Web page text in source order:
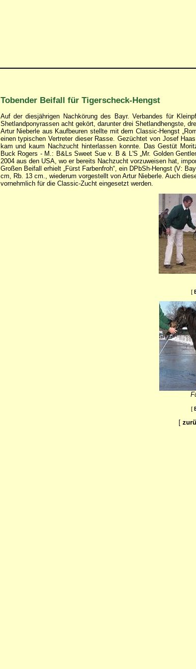
Tobender Beifall für Tigerscheck-Hengst
Auf der diesjährigen Nachkörung des Bayr. Verbandes für
Shetlandponyrassen acht gekört, darunter drei Shetlandhengste,
Artur Nieberle aus Kaufbeuren stellte mit dem Classic-Hengst
einen typischen Vertreter dieser Rasse. Gezüchtet von Josef
kam und kaum Nachzucht hinterlassen konnte. Das Gestüt
Buck Rogers - M.: B&Ls Sweet Sue v. B & L'S „Mr. Golden
2004 aus den USA, wo er bereits Nachzucht vorzuweisen hat,
Großen Beifall erhielt „Fürst Farbenfroh“, ein DPbSh-Hengst (V:
cm, Rb. 13 cm., wiederum vorgestellt von Artur Nieberle. Auch
vornehmlich für die Classic-Zucht eingesetzt werden.
[
[
[